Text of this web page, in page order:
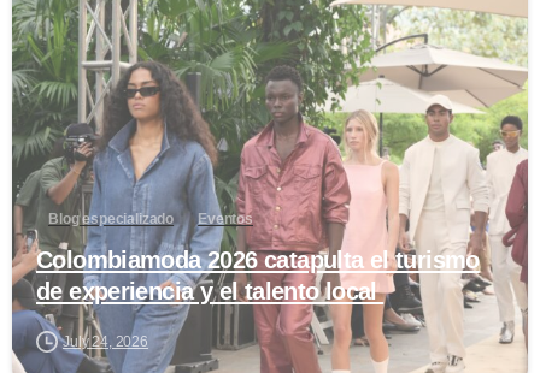
0
Blog especializado Eventos
Colombiamoda 2026 catapulta el turismo
de experiencia y el talento local
July 24, 2026